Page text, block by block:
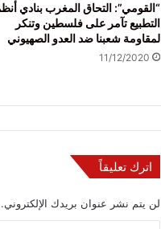
“القومي”: التحاق المغرب بنادي
التطبيع تآمر على فلسطين وتنكر
لمقاومة شعبنا ضد العدو الصهيوني
11/12/2020
اترك تعليقاً
لن يتم نشر عنوان بريدك الإلكتروني.